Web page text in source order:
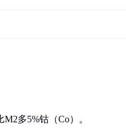
多5%钴（Co）。